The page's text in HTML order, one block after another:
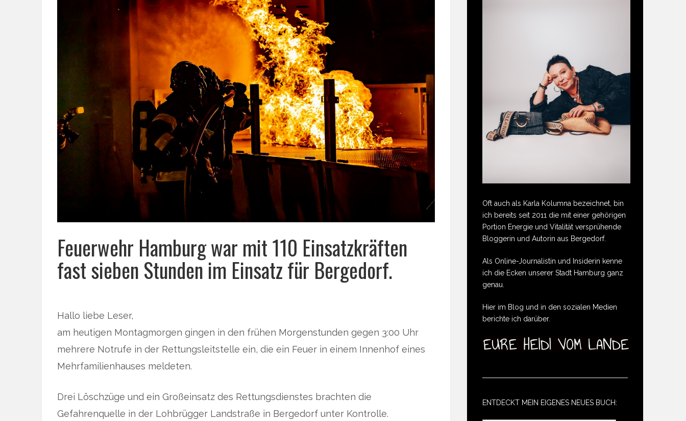
Feuerwehr Hamburg war mit 110 Einsatzkräften
fast sieben Stunden im Einsatz für Bergedorf.
Hallo liebe Leser,
am heutigen Montagmorgen gingen in den frühen Morgenstunden gegen 3:00 Uhr
mehrere Notrufe in der Rettungsleitstelle ein, die ein Feuer in einem Innenhof eines
Mehrfamilienhauses meldeten.
Drei Löschzüge und ein Großeinsatz des Rettungsdienstes brachten die
Gefahrenquelle in der Lohbrügger Landstraße in Bergedorf unter Kontrolle.
Oft auch als Karla Kolumna bezeichnet, bin
ich bereits seit 2011 die mit einer gehörigen
Portion Energie und Vitalität versprühende
Bloggerin und Autorin aus Bergedorf.
Als Online-Journalistin und Insiderin kenne
ich die Ecken unserer Stadt Hamburg ganz
genau.
Hier im Blog und in den sozialen Medien
berichte ich darüber.
ENTDECKT MEIN EIGENES NEUES BUCH: